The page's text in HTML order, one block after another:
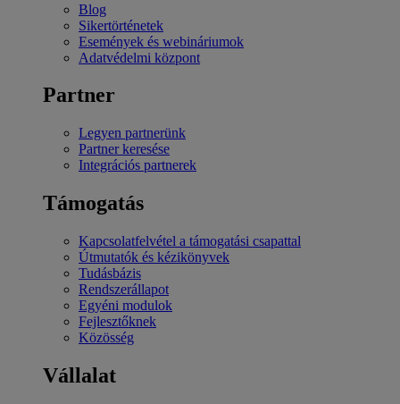
Blog
Sikertörténetek
Események és webináriumok
Adatvédelmi központ
Partner
Legyen partnerünk
Partner keresése
Integrációs partnerek
Támogatás
Kapcsolatfelvétel a támogatási csapattal
Útmutatók és kézikönyvek
Tudásbázis
Rendszerállapot
Egyéni modulok
Fejlesztőknek
Közösség
Vállalat